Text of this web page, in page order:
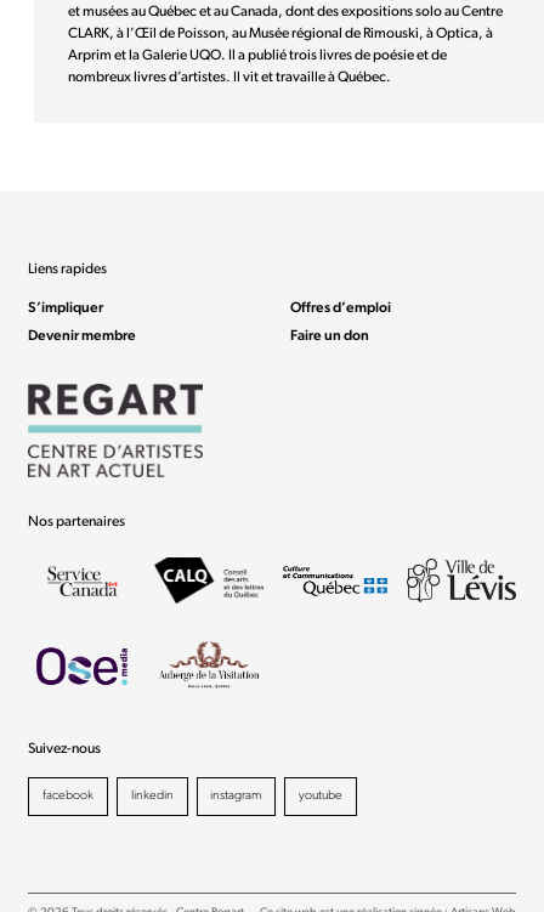
et musées au Québec et au Canada, dont des expositions solo au Centre
CLARK, à l’Œil de Poisson, au Musée régional de Rimouski, à Optica, à
Arprim et la Galerie UQO. Il a publié trois livres de poésie et de
nombreux livres d’artistes. Il vit et travaille à Québec.
Liens rapides
S’impliquer
Devenir membre
Offres d’emploi
Faire un don
Nos partenaires
Suivez-nous
facebook linkedin instagram youtube